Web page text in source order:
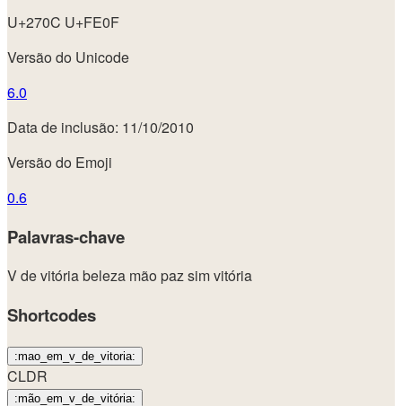
U+270C U+FE0F
Versão do Unicode
6.0
Data de inclusão: 11/10/2010
Versão do Emoji
0.6
Palavras-chave
V de vitóriabeleza mão pazsimvitória
Shortcodes
:mao_em_v_de_vitoria:
CLDR
:mão_em_v_de_vitória: